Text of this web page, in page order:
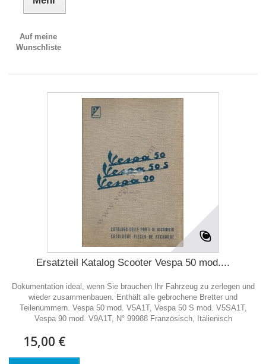
Auf meine
Wunschliste
Ersatzteil Katalog Scooter Vespa 50 mod....
Dokumentation ideal, wenn Sie brauchen Ihr Fahrzeug zu zerlegen und
wieder zusammenbauen. Enthält alle gebrochene Bretter und
Teilenummern. Vespa 50 mod. V5A1T, Vespa 50 S mod. V5SA1T,
Vespa 90 mod. V9A1T, N° 99988 Französisch, Italienisch
15,00 €